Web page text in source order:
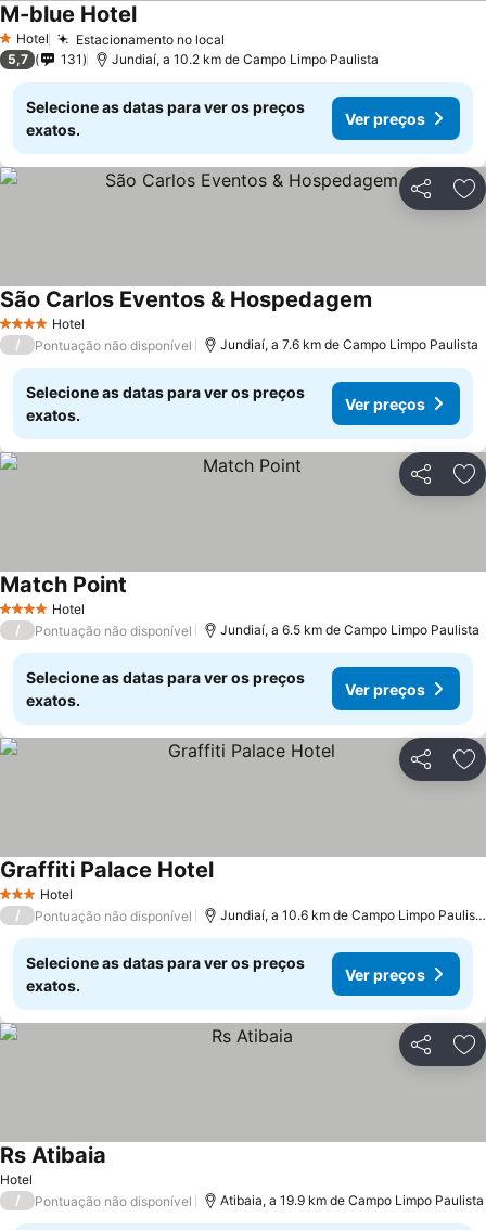
1 Estrelas
Hotel Estacionamento no local
M-blue Hotel
5,7 131 Jundiaí, a 10.2 km de Campo Limpo Paulista
Selecione as datas para ver os preços
exatos.
Ver preços
Partilhar
4 EstrelasHotel
São Carlos Eventos & Hospedagem
/ Pontuação não disponível Jundiaí, a 7.6 km de Campo Limpo Paulista
Selecione as datas para ver os preços
exatos.
Ver preços
Partilhar
4 EstrelasHotel
Match Point
/ Pontuação não disponível Jundiaí, a 6.5 km de Campo Limpo Paulista
Selecione as datas para ver os preços
exatos.
Ver preços
Partilhar
3 EstrelasHotel
Graffiti Palace Hotel
/ Pontuação não disponível Jundiaí, a 10.6 km de Campo Limpo Paulista
Selecione as datas para ver os preços
exatos.
Ver preços
Partilhar
Hotel
Rs Atibaia
/ Pontuação não disponível Atibaia, a 19.9 km de Campo Limpo Paulista